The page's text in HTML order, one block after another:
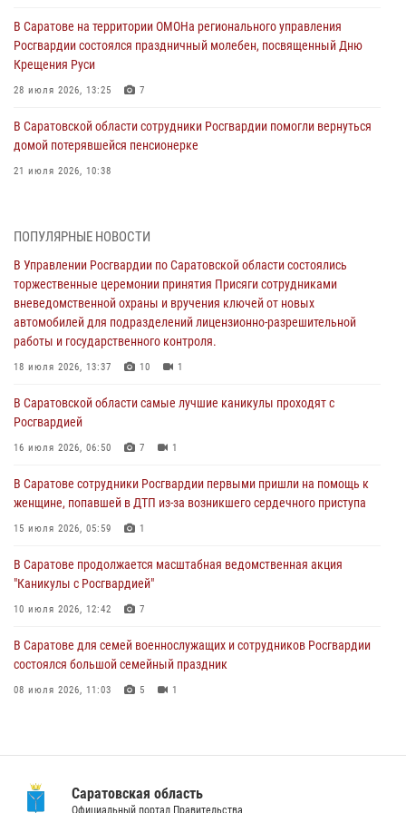
В Саратове на территории ОМОНа регионального управления
Росгвардии состоялся праздничный молебен, посвященный Дню
Крещения Руси
28 июля 2026, 13:25 7
В Саратовской области сотрудники Росгвардии помогли вернуться
домой потерявшейся пенсионерке
21 июля 2026, 10:38
вневедомственной охраны и вручения ключей от новых
автомобилей для подразделений лицензионно-разрешительной
работы и государственного контроля.
18 июля 2026, 13:37 10 1
В Саратовской области самые лучшие каникулы проходят с
Росгвардией
В Саратове сотрудники Росгвардии первыми пришли на помощь к
женщине, попавшей в ДТП из-за возникшего сердечного приступа
В Саратове продолжается масштабная ведомственная акция
"Каникулы с Росгвардией"
В Саратовской области при содействии спецназа Росгвардии
задержан подозреваемый в незаконном обороте наркотиков
ПОПУЛЯРНЫЕ НОВОСТИ
В Управлении Росгвардии по Саратовской области состоялись
торжественные церемонии принятия Присяги сотрудниками
вневедомственной охраны и вручения ключей от новых
автомобилей для подразделений лицензионно-разрешительной
работы и государственного контроля.
18 июля 2026, 13:37 10 1
В Саратовской области самые лучшие каникулы проходят с
Росгвардией
16 июля 2026, 06:50 7 1
В Саратове сотрудники Росгвардии первыми пришли на помощь к
женщине, попавшей в ДТП из-за возникшего сердечного приступа
15 июля 2026, 05:59 1
В Саратове продолжается масштабная ведомственная акция
"Каникулы с Росгвардией"
10 июля 2026, 12:42 7
В Саратове для семей военнослужащих и сотрудников Росгвардии
состоялся большой семейный праздник
08 июля 2026, 11:03 5 1
В Саратовской области при содействии спецназа Росгвардии
Саратовская область
Официальный портал Правительства